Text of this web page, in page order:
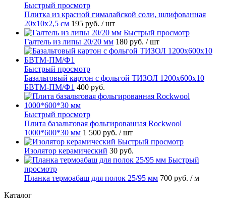
Быстрый просмотр
Плитка из красной гималайской соли, шлифованная
20х10х2,5 см 195 руб. / шт
Быстрый просмотр
Галтель из липы 20/20 мм 180 руб. / шт
Быстрый просмотр
Базальтовый картон с фольгой ТИЗОЛ 1200х600х10
БВТМ-ПМ/Ф1 400 руб.
Быстрый просмотр
Плита базальтовая фольгированная Rockwool
1000*600*30 мм 1 500 руб. / шт
Быстрый просмотр
Изолятор керамический 30 руб.
Быстрый
просмотр
Планка термоабаш для полок 25/95 мм 700 руб. / м
Каталог